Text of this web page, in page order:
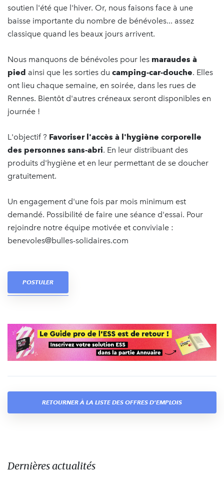
soutien l'été que l'hiver. Or, nous faisons face à une
baisse importante du nombre de bénévoles... assez
classique quand les beaux jours arrivent.
Nous manquons de bénévoles pour les maraudes à
pied ainsi que les sorties du camping-car-douche. Elles
ont lieu chaque semaine, en soirée, dans les rues de
Rennes. Bientôt d'autres créneaux seront disponibles en
journée !
L'objectif ? Favoriser l'accès à l'hygiène corporelle
des personnes sans-abri. En leur distribuant des
produits d'hygiène et en leur permettant de se doucher
gratuitement.
Un engagement d'une fois par mois minimum est
demandé. Possibilité de faire une séance d'essai. Pour
rejoindre notre équipe motivée et conviviale :
benevoles@bulles-solidaires.com
POSTULER
RETOURNER À LA LISTE DES OFFRES D'EMPLOIS
Dernières actualités